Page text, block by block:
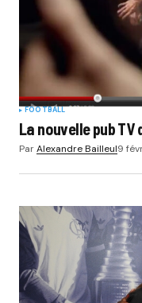
FOOTBALL
La nouvelle pub TV
ParAlexandre Bailleul9